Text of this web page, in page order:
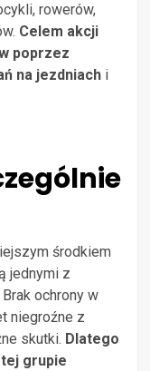
rowerów,
Celem akcji
poprzez
na jezdniach i
środkiem
jednymi z
ochrony w
niegroźne z
skutki. Dlatego
grupie